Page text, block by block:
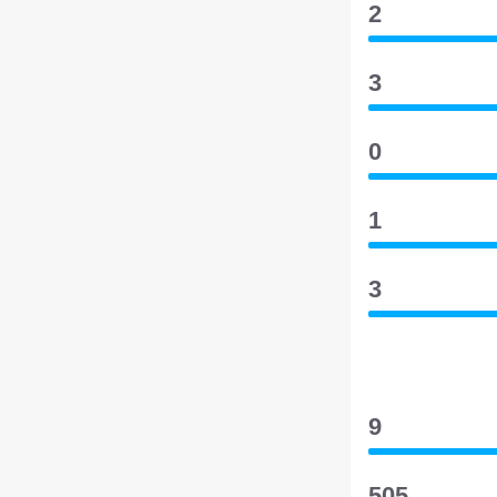
2
3
0
1
3
9